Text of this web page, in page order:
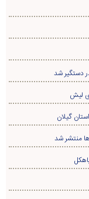
لیش
گیلان
منتشر شد